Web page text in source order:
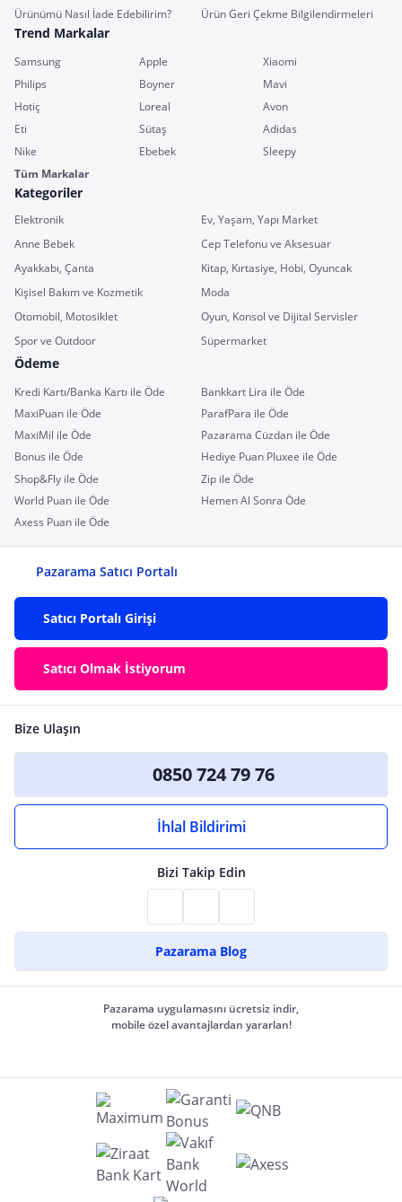
Ürünümü Nasıl İade Edebilirim?
Ürün Geri Çekme Bilgilendirmeleri
Trend Markalar
Samsung Apple
Xiaomi
Philips
Boyner
Mavi
Hotiç
Loreal
Avon
Eti
Sütaş
Adidas
Nike
Ebebek
Sleepy
Tüm Markalar
Kategoriler
Elektronik
Ev, Yaşam, Yapı Market
Anne Bebek
Cep Telefonu ve Aksesuar
Ayakkabı, Çanta
Kitap, Kırtasiye, Hobi, Oyuncak
Kişisel Bakım ve Kozmetik
Moda
Otomobil, Motosiklet
Oyun, Konsol ve Dijital Servisler
Spor ve Outdoor
Süpermarket
Ödeme
Kredi Kartı/Banka Kartı ile Öde
Bankkart Lira ile Öde
MaxiPuan ile Öde
ParafPara ile Öde
MaxiMil ile Öde
Pazarama Cüzdan ile Öde
Bonus ile Öde
Hediye Puan Pluxee ile Öde
Shop&Fly ile Öde
Zip ile Öde
World Puan ile Öde
Hemen Al Sonra Öde
Axess Puan ile Öde
Pazarama Satıcı Portalı
Satıcı Portalı Girişi
Satıcı Olmak İstiyorum
Bize Ulaşın
0850 724 79 76
İhlal Bildirimi
Bizi Takip Edin
Pazarama Blog
Pazarama uygulamasını ücretsiz indir,
mobile özel avantajlardan yararlan!